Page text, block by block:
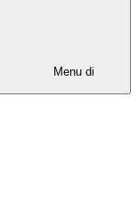
Menu di